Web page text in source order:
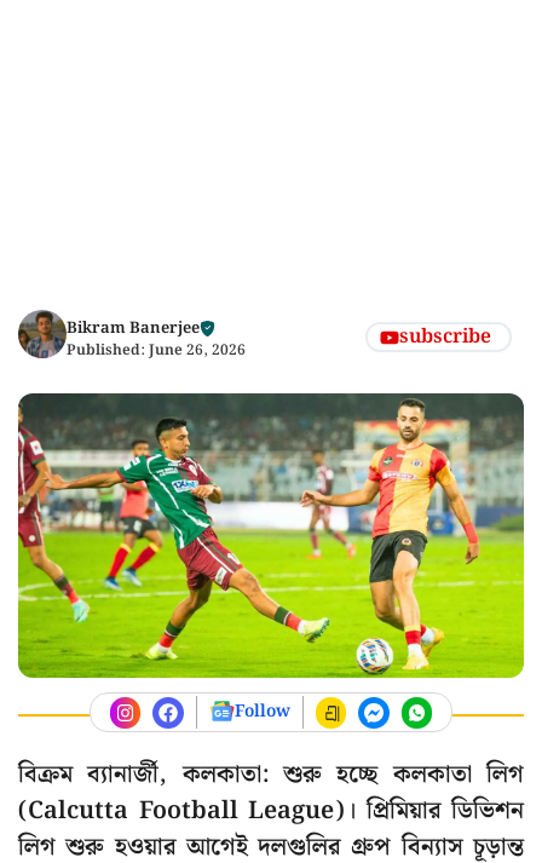
Bikram Banerjee
Published: June 26, 2026 subscribe
Follow
বিক্রম ব্যানার্জী, কলকাতা: শুরু হচ্ছে কলকাতা লিগ
(Calcutta Football League)। প্রিমিয়ার ডিভিশন
লিগ শুরু হওয়ার আগেই দলগুলির গ্রুপ বিন্যাস চূড়ান্ত